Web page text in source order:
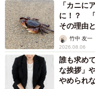
「カニに
に！？ 「
その理由
竹中 友一
2026.08.06
誰も求め
な挨拶」
やめられ